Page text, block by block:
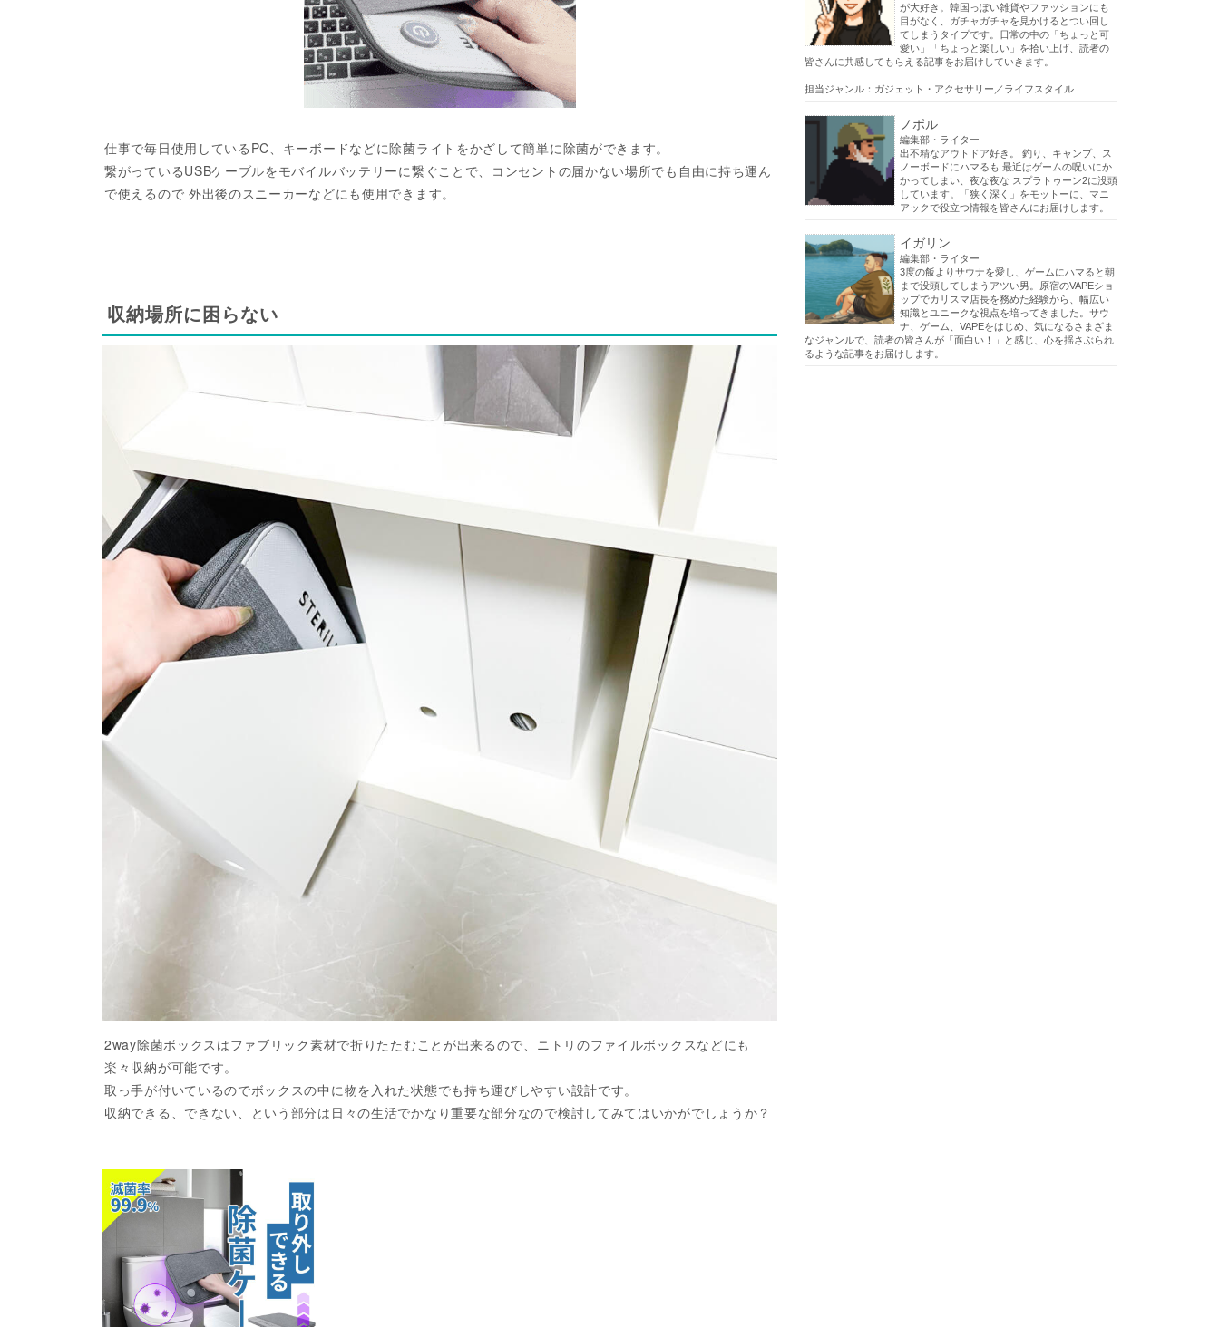
仕事で毎日使用しているPC、キーボードなどに除菌ライトをかざして簡単に除菌ができます。
繋がっているUSBケーブルをモバイルバッテリーに繋ぐことで、コンセントの届かない場所でも自由に持ち運ん
で使えるので 外出後のスニーカーなどにも使用できます。
収納場所に困らない
2way除菌ボックスはファブリック素材で折りたたむことが出来るので、ニトリのファイルボックスなどにも
楽々収納が可能です。
取っ手が付いているのでボックスの中に物を入れた状態でも持ち運びしやすい設計です。
収納できる、できない、という部分は日々の生活でかなり重要な部分なので検討してみてはいかがでしょうか？
が大好き。韓国っぽい雑貨やファッションにも
目がなく、ガチャガチャを見かけるとつい回し
てしまうタイプです。日常の中の「ちょっと可
愛い」「ちょっと楽しい」を拾い上げ、読者の
皆さんに共感してもらえる記事をお届けしていきます。
担当ジャンル：ガジェット・アクセサリー／ライフスタイル
ノボル
編集部・ライター
出不精なアウトドア好き。 釣り、キャンプ、ス
ノーボードにハマるも 最近はゲームの呪いにか
かってしまい、夜な夜な スプラトゥーン2に没頭
しています。「狭く深く」をモットーに、マニ
アックで役立つ情報を皆さんにお届けします。
イガリン
編集部・ライター
3度の飯よりサウナを愛し、ゲームにハマると朝
まで没頭してしまうアツい男。原宿のVAPEショ
ップでカリスマ店長を務めた経験から、幅広い
知識とユニークな視点を培ってきました。サウ
ナ、ゲーム、VAPEをはじめ、気になるさまざま
なジャンルで、読者の皆さんが「面白い！」と感じ、心を揺さぶられ
るような記事をお届けします。